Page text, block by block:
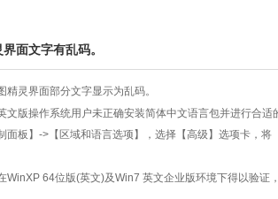
面文字有乱码。
精灵界面部分文字显示为乱码。
文版操作系统用户未正确安装简体中文语言包并进行合
面板】->【区域和语言选项】，选择【高级】选项卡，
WinXP 64位版(英文)及Win7 英文企业版环境下得以验证